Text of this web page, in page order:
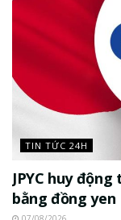
TIN TỨC 24H
JPYC huy
bằng đồng yen